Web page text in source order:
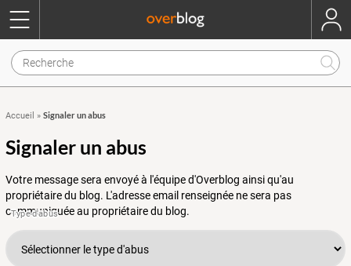
Accueil » Signaler un abus
Signaler un abus
Votre message sera envoyé à l'équipe d'Overblog ainsi qu'au
propriétaire du blog. L'adresse email renseignée ne sera pas
communiquée au propriétaire du blog.